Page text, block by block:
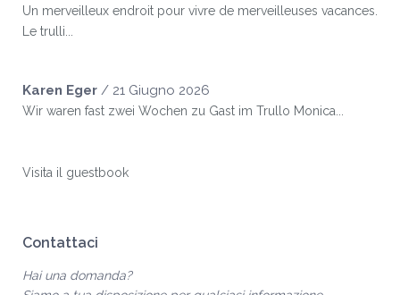
Un merveilleux endroit pour vivre de merveilleuses vacances.
Le trulli...
Karen Eger / 21 Giugno 2026
Wir waren fast zwei Wochen zu Gast im Trullo Monica...
Visita il guestbook
Contattaci
Hai una domanda?